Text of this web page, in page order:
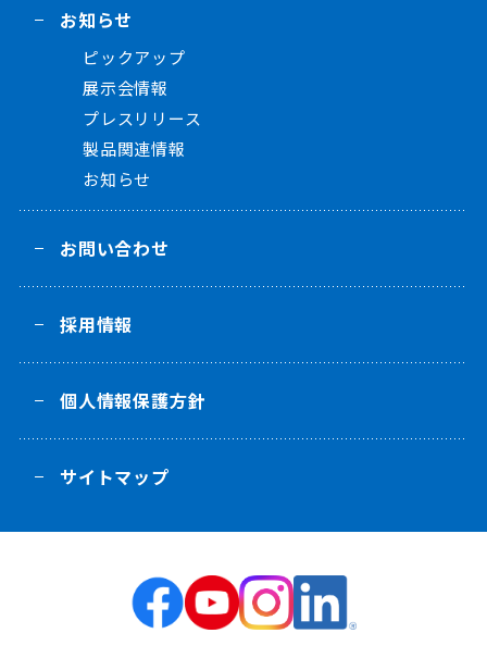
お知らせ
ピックアップ
展示会情報
プレスリリース
製品関連情報
お知らせ
お問い合わせ
採用情報
個人情報保護方針
サイトマップ